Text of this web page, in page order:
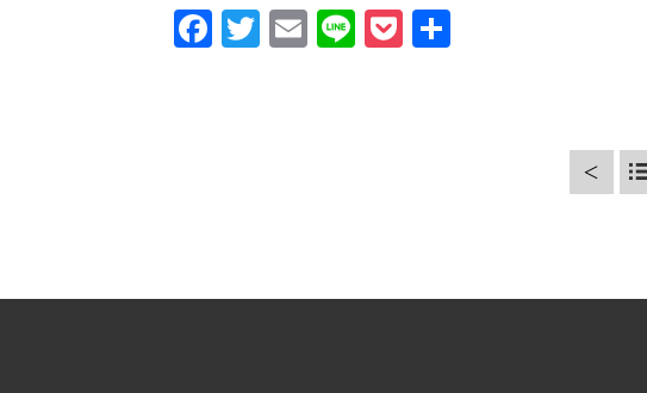
Facebook
Twitter
Email
LinePocket
＜